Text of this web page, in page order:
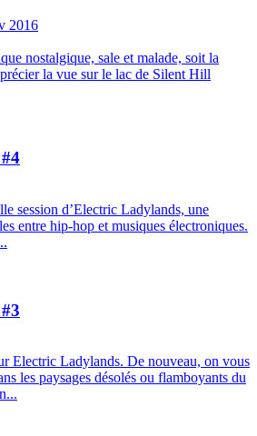
2016
nostalgique, sale et malade, soit la
la vue sur le lac de Silent Hill
session d’Electric Ladylands, une
entre hip-hop et musiques électroniques.
Electric Ladylands. De nouveau, on vous
les paysages désolés ou flamboyants du